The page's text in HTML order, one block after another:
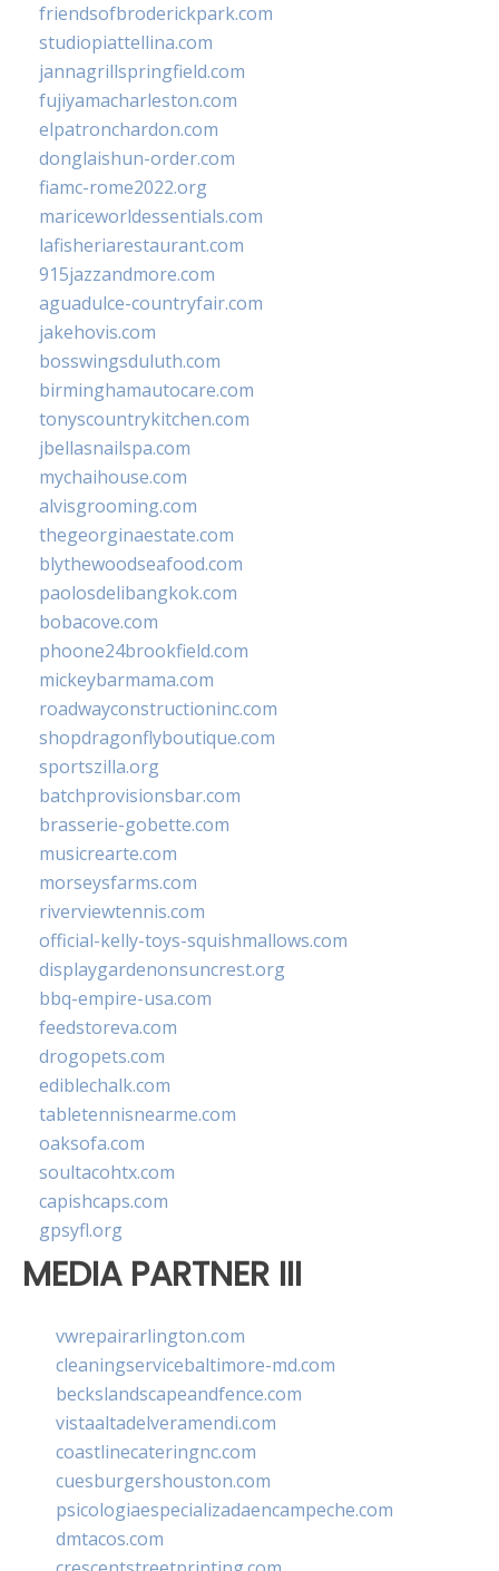
friendsofbroderickpark.com
studiopiattellina.com
jannagrillspringfield.com
fujiyamacharleston.com
elpatronchardon.com
donglaishun-order.com
fiamc-rome2022.org
mariceworldessentials.com
lafisheriarestaurant.com
915jazzandmore.com
aguadulce-countryfair.com
jakehovis.com
bosswingsduluth.com
birminghamautocare.com
tonyscountrykitchen.com
jbellasnailspa.com
mychaihouse.com
alvisgrooming.com
thegeorginaestate.com
blythewoodseafood.com
paolosdelibangkok.com
bobacove.com
phoone24brookfield.com
mickeybarmama.com
roadwayconstructioninc.com
shopdragonflyboutique.com
sportszilla.org
batchprovisionsbar.com
brasserie-gobette.com
musicrearte.com
morseysfarms.com
riverviewtennis.com
official-kelly-toys-squishmallows.com
displaygardenonsuncrest.org
bbq-empire-usa.com
feedstoreva.com
drogopets.com
ediblechalk.com
tabletennisnearme.com
oaksofa.com
soultacohtx.com
capishcaps.com
gpsyfl.org
MEDIA PARTNER III
vwrepairarlington.com
cleaningservicebaltimore-md.com
beckslandscapeandfence.com
vistaaltadelveramendi.com
coastlinecateringnc.com
cuesburgershouston.com
psicologiaespecializadaencampeche.com
dmtacos.com